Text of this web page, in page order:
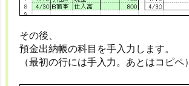
その後、
預金出納帳の科目を手入力します。
（最初の行には手入力。あとはコピペ）